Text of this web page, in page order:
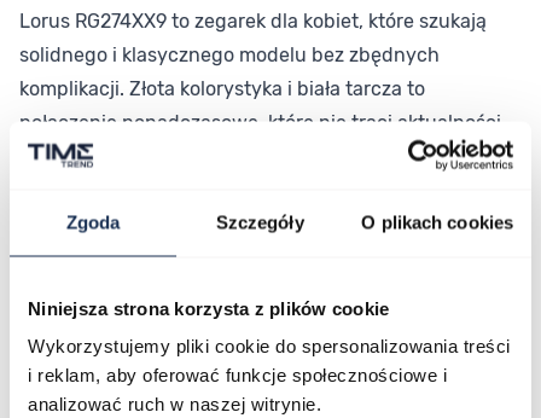
Zgoda Szczegóły O plikach cookies
Niniejsza strona korzysta z plików cookie
Wykorzystujemy pliki cookie do spersonalizowania treści
i reklam, aby oferować funkcje społecznościowe i
analizować ruch w naszej witrynie.
Lorus RG274XX9 to zegarek dla kobiet, które szukają
solidnego i klasycznego modelu bez zbędnych
komplikacji. Złota kolorystyka i biała tarcza to
połączenie ponadczasowe, które nie traci aktualności
niezależnie od sezonu. Przystępna cena i jakość
dzień.
Połączenie stylu i funkcjonalności
sprawdzonym mechanizmem kwarcowym i trwałymi
materiałami, oferując niezawodność w codziennym
użytkowaniu. Sprawdź dostępność modelu w naszym